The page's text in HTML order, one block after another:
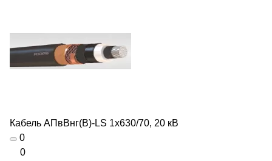
Кабель АПвВнг(В)-LS 1х630/70, 20 кВ
0
0